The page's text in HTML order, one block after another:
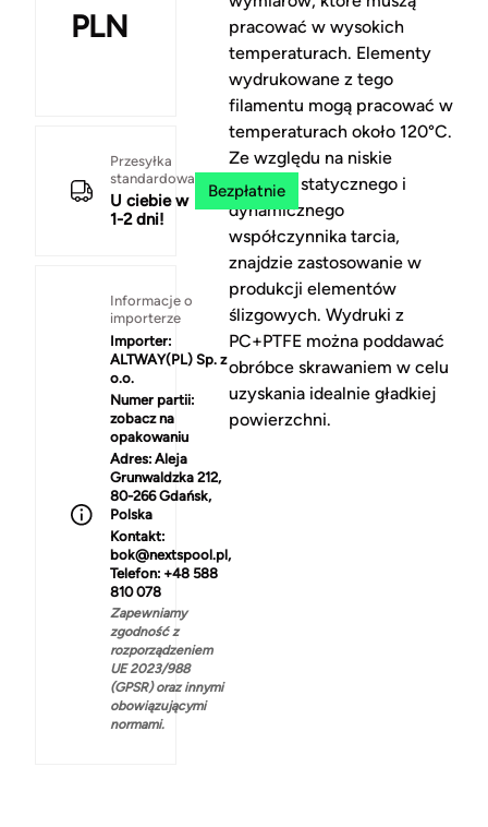
PLN
Przesyłka
standardowa
U ciebie w
1-2 dni!
Bezpłatnie
Informacje o
importerze
Importer:
ALTWAY(PL) Sp. z
o.o.
Numer partii:
zobacz na
opakowaniu
Adres: Aleja
Grunwaldzka 212,
80-266 Gdańsk,
Polska
Kontakt:
bok@nextspool.pl,
Telefon: +48 588
810 078
Zapewniamy
zgodność z
rozporządzeniem
UE 2023/988
(GPSR) oraz innymi
obowiązującymi
normami.
pracować w wysokich
temperaturach. Elementy
wydrukowane z tego
filamentu mogą pracować w
temperaturach około 120°C.
Ze względu na niskie
wartości statycznego i
dynamicznego
współczynnika tarcia,
znajdzie zastosowanie w
produkcji elementów
ślizgowych. Wydruki z
PC+PTFE można poddawać
obróbce skrawaniem w celu
uzyskania idealnie gładkiej
powierzchni.